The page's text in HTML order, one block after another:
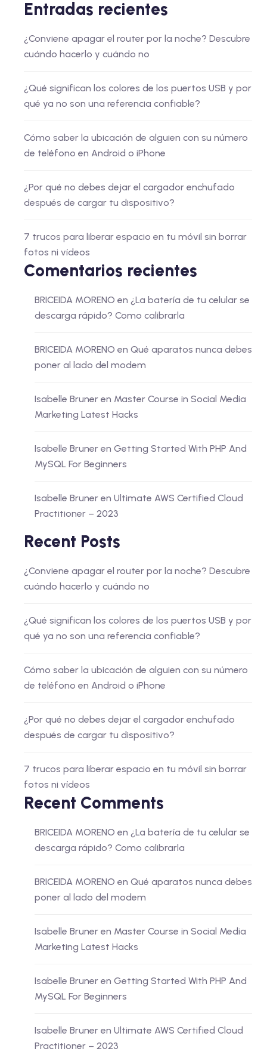
Entradas recientes
¿Conviene apagar el router por la noche? Descubre
cuándo hacerlo y cuándo no
¿Qué significan los colores de los puertos USB y por
qué ya no son una referencia confiable?
Cómo saber la ubicación de alguien con su número
de teléfono en Android o iPhone
¿Por qué no debes dejar el cargador enchufado
después de cargar tu dispositivo?
7 trucos para liberar espacio en tu móvil sin borrar
fotos ni vídeos
Comentarios recientes
BRICEIDA MORENO en ¿La batería de tu celular se
descarga rápido? Como calibrarla
BRICEIDA MORENO en Qué aparatos nunca debes
poner al lado del modem
Isabelle Bruner en Master Course in Social Media
Marketing Latest Hacks
Isabelle Bruner en Getting Started With PHP And
MySQL For Beginners
Isabelle Bruner en Ultimate AWS Certified Cloud
Practitioner – 2023
Recent Posts
¿Conviene apagar el router por la noche? Descubre
cuándo hacerlo y cuándo no
¿Qué significan los colores de los puertos USB y por
qué ya no son una referencia confiable?
Cómo saber la ubicación de alguien con su número
de teléfono en Android o iPhone
¿Por qué no debes dejar el cargador enchufado
después de cargar tu dispositivo?
7 trucos para liberar espacio en tu móvil sin borrar
fotos ni vídeos
Recent Comments
BRICEIDA MORENO en ¿La batería de tu celular se
descarga rápido? Como calibrarla
BRICEIDA MORENO en Qué aparatos nunca debes
poner al lado del modem
Isabelle Bruner en Master Course in Social Media
Marketing Latest Hacks
Isabelle Bruner en Getting Started With PHP And
MySQL For Beginners
Isabelle Bruner en Ultimate AWS Certified Cloud
Practitioner – 2023